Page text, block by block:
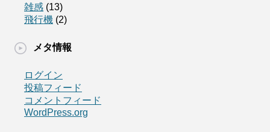
雑感 (13)
飛行機 (2)
メタ情報
ログイン
投稿フィード
コメントフィード
WordPress.org